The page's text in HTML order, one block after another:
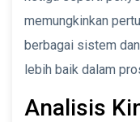
memungkinkan
berbagai sistem
lebih baik dalam
Analisis